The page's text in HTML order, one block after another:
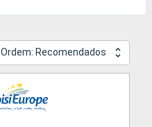
Ordem: Recomendados